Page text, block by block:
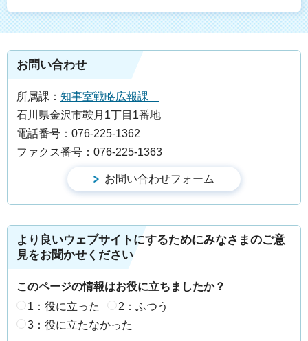
お問い合わせ
所属課： 知事室戦略広報課
石川県金沢市鞍月1丁目1番地
電話番号：076-225-1362
ファクス番号：076-225-1363
より良いウェブサイトにするためにみなさまのご意
見をお聞かせください
このページの情報はお役に立ちましたか？
1：役に立った
2：ふつう
3：役に立たなかった